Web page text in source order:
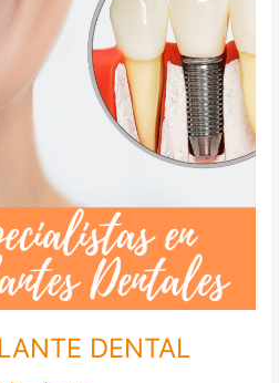
DENTAL